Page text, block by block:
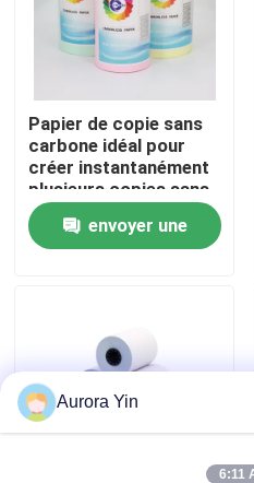
Visite de l'usine
Contrôle de la qualité
Nous contacter
Petit pain enorme de
Petit pain de papier
Petit pain thermique de
Papier de copie sans
carbone idéal pour
créer instantanément
plusieurs copies sans
avoir besoin de feuilles
de carbone
traditionnelles
envoyer une
Aurora Yin
6:11